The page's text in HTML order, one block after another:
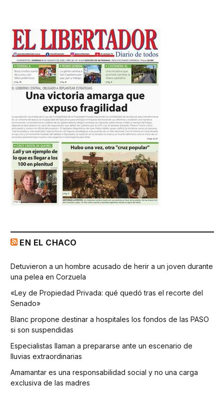
EN EL CHACO
Detuvieron a un hombre acusado de herir a un joven durante
una pelea en Corzuela
«Ley de Propiedad Privada: qué quedó tras el recorte del
Senado»
Blanc propone destinar a hospitales los fondos de las PASO
si son suspendidas
Especialistas llaman a prepararse ante un escenario de
lluvias extraordinarias
Amamantar es una responsabilidad social y no una carga
exclusiva de las madres